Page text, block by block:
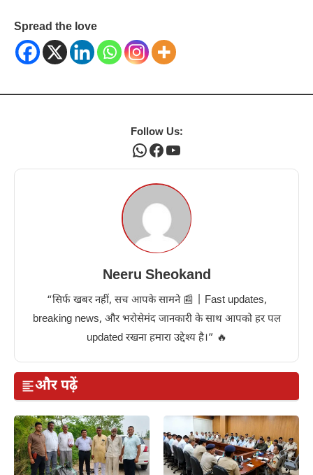
Spread the love
Follow Us:
WhatsApp
Facebook
YouTube
Neeru Sheokand
“सिर्फ खबर नहीं, सच आपके सामने 📰 | Fast updates,
breaking news, और भरोसेमंद जानकारी के साथ आपको हर पल
updated रखना हमारा उद्देश्य है।” 🔥
और पढ़ें